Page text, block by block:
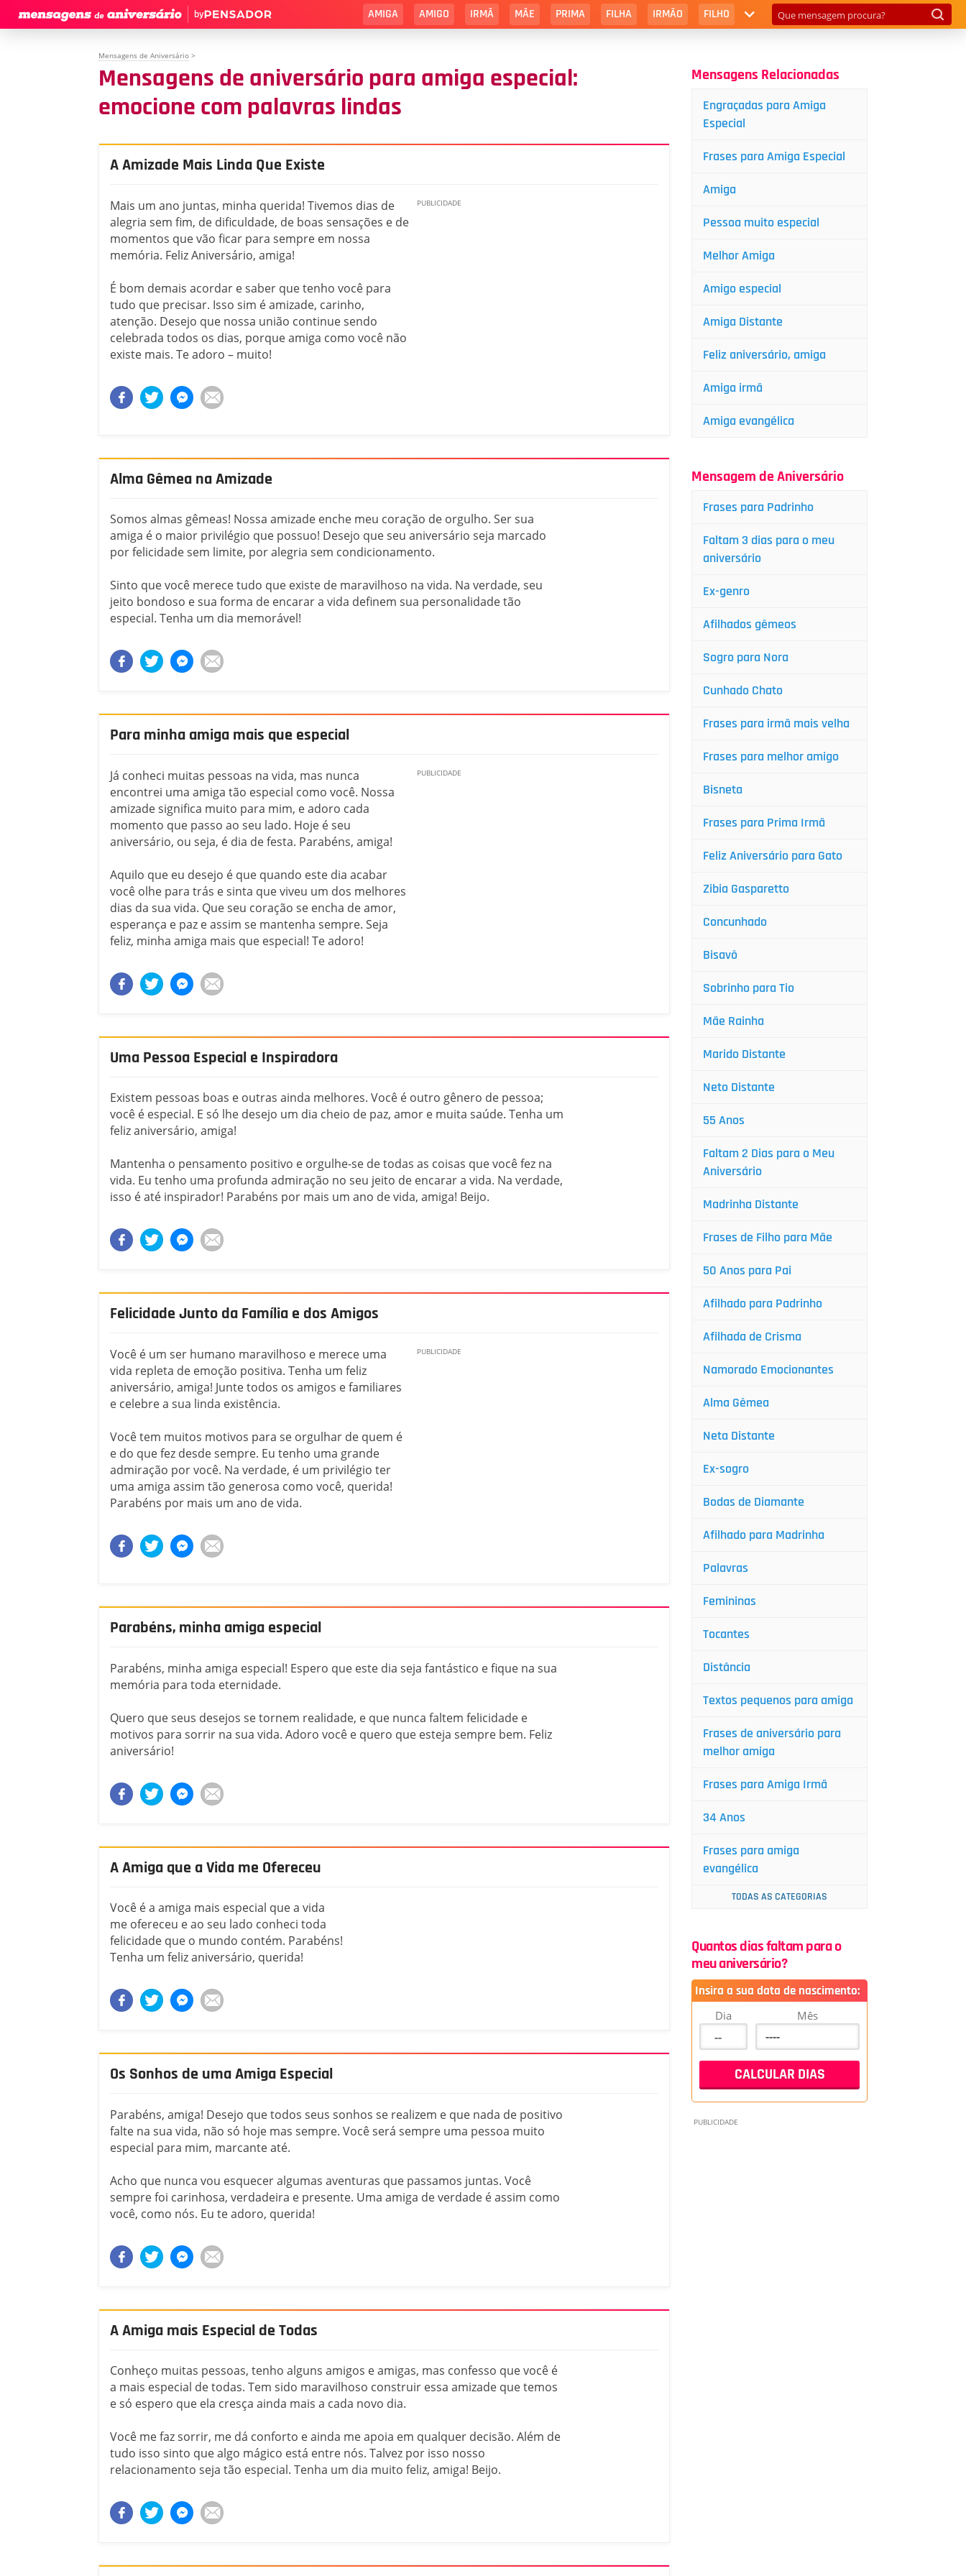
by AMIGA AMIGO IRMÃ MÃE PRIMA FILHA IRMÃO FILHO
Mensagens de Aniversário >
Mensagens de aniversário para amiga especial:
emocione com palavras lindas
A Amizade Mais Linda Que Existe
Mais um ano juntas, minha querida! Tivemos dias de
alegria sem fim, de dificuldade, de boas sensações e de
momentos que vão ficar para sempre em nossa
memória. Feliz Aniversário, amiga!
É bom demais acordar e saber que tenho você para
tudo que precisar. Isso sim é amizade, carinho,
atenção. Desejo que nossa união continue sendo
celebrada todos os dias, porque amiga como você não
existe mais. Te adoro – muito!
Alma Gêmea na Amizade
Somos almas gêmeas! Nossa amizade enche meu coração de orgulho. Ser sua
amiga é o maior privilégio que possuo! Desejo que seu aniversário seja marcado
por felicidade sem limite, por alegria sem condicionamento.
Sinto que você merece tudo que existe de maravilhoso na vida. Na verdade, seu
jeito bondoso e sua forma de encarar a vida definem sua personalidade tão
especial. Tenha um dia memorável!
Para minha amiga mais que especial
Já conheci muitas pessoas na vida, mas nunca
encontrei uma amiga tão especial como você. Nossa
amizade significa muito para mim, e adoro cada
momento que passo ao seu lado. Hoje é seu
aniversário, ou seja, é dia de festa. Parabéns, amiga!
Aquilo que eu desejo é que quando este dia acabar
você olhe para trás e sinta que viveu um dos melhores
dias da sua vida. Que seu coração se encha de amor,
esperança e paz e assim se mantenha sempre. Seja
feliz, minha amiga mais que especial! Te adoro!
Uma Pessoa Especial e Inspiradora
Existem pessoas boas e outras ainda melhores. Você é outro gênero de pessoa;
você é especial. E só lhe desejo um dia cheio de paz, amor e muita saúde. Tenha um
feliz aniversário, amiga!
Mantenha o pensamento positivo e orgulhe-se de todas as coisas que você fez na
vida. Eu tenho uma profunda admiração no seu jeito de encarar a vida. Na verdade,
isso é até inspirador! Parabéns por mais um ano de vida, amiga! Beijo.
Felicidade Junto da Família e dos Amigos
Você é um ser humano maravilhoso e merece uma
vida repleta de emoção positiva. Tenha um feliz
aniversário, amiga! Junte todos os amigos e familiares
e celebre a sua linda existência.
Você tem muitos motivos para se orgulhar de quem é
e do que fez desde sempre. Eu tenho uma grande
admiração por você. Na verdade, é um privilégio ter
uma amiga assim tão generosa como você, querida!
Parabéns por mais um ano de vida.
Parabéns, minha amiga especial
Parabéns, minha amiga especial! Espero que este dia seja fantástico e fique na sua
memória para toda eternidade.
Quero que seus desejos se tornem realidade, e que nunca faltem felicidade e
motivos para sorrir na sua vida. Adoro você e quero que esteja sempre bem. Feliz
aniversário!
A Amiga que a Vida me Ofereceu
Você é a amiga mais especial que a vida
me ofereceu e ao seu lado conheci toda
felicidade que o mundo contém. Parabéns!
Tenha um feliz aniversário, querida!
Os Sonhos de uma Amiga Especial
Parabéns, amiga! Desejo que todos seus sonhos se realizem e que nada de positivo
falte na sua vida, não só hoje mas sempre. Você será sempre uma pessoa muito
especial para mim, marcante até.
Acho que nunca vou esquecer algumas aventuras que passamos juntas. Você
sempre foi carinhosa, verdadeira e presente. Uma amiga de verdade é assim como
você, como nós. Eu te adoro, querida!
A Amiga mais Especial de Todas
Conheço muitas pessoas, tenho alguns amigos e amigas, mas confesso que você é
a mais especial de todas. Tem sido maravilhoso construir essa amizade que temos
e só espero que ela cresça ainda mais a cada novo dia.
Você me faz sorrir, me dá conforto e ainda me apoia em qualquer decisão. Além de
tudo isso sinto que algo mágico está entre nós. Talvez por isso nosso
relacionamento seja tão especial. Tenha um dia muito feliz, amiga! Beijo.
Mensagens Relacionadas
Engraçadas para Amiga
Especial
Frases para Amiga Especial
Amiga
Pessoa muito especial
Melhor Amiga
Amigo especial
Amiga Distante
Feliz aniversário, amiga
Amiga irmã
Amiga evangélica
Mensagem de Aniversário
Frases para Padrinho
Faltam 3 dias para o meu
aniversário
Ex-genro
Afilhados gêmeos
Sogro para Nora
Cunhado Chato
Frases para irmã mais velha
Frases para melhor amigo
Bisneta
Frases para Prima Irmã
Feliz Aniversário para Gato
Zibia Gasparetto
Concunhado
Bisavô
Sobrinho para Tio
Mãe Rainha
Marido Distante
Neto Distante
55 Anos
Faltam 2 Dias para o Meu
Aniversário
Madrinha Distante
Frases de Filho para Mãe
50 Anos para Pai
Afilhado para Padrinho
Afilhada de Crisma
Namorado Emocionantes
Alma Gêmea
Neta Distante
Ex-sogro
Bodas de Diamante
Afilhado para Madrinha
Palavras
Femininas
Tocantes
Distância
Textos pequenos para amiga
Frases de aniversário para
melhor amiga
Frases para Amiga Irmã
34 Anos
Frases para amiga
evangélica
TODAS AS CATEGORIAS
Quantos dias faltam para o
meu aniversário?
Insira a sua data de nascimento:
Dia Mês